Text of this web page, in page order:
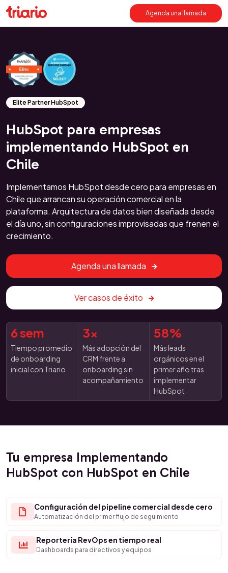
Agenda una llamada
Elite Partner HubSpot
HubSpot para empresas
implementando HubSpot en
Chile
Implementamos HubSpot desde cero para empresas en
Chile que arrancan su operación comercial en la
plataforma. Arquitectura de datos bien diseñada desde
el día uno, sin configuraciones improvisadas que frenen el
crecimiento.
Agenda una llamada
Ver casos de éxito
6 sem
Tiempo promedio
de onboarding
inicial con Triario
3x
Más adopción del
CRM frente a
onboarding sin
acompañamiento
58%
Más leads
orgánicos en el
primer año tras
implementar
HubSpot
Tu empresa Implementando
HubSpot con HubSpot en Chile
Configuración del pipeline comercial desde cero
Automatización del primer flujo de seguimiento
Reportería RevOps en tiempo real
Dashboards para directivos y equipos